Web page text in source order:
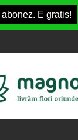
Cluj-Napoca